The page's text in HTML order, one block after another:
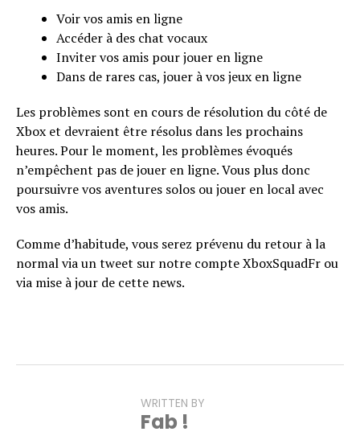
Voir vos amis en ligne
Accéder à des chat vocaux
Inviter vos amis pour jouer en ligne
Dans de rares cas, jouer à vos jeux en ligne
Les problèmes sont en cours de résolution du côté de
Xbox et devraient être résolus dans les prochains
heures. Pour le moment, les problèmes évoqués
n’empêchent pas de jouer en ligne. Vous plus donc
poursuivre vos aventures solos ou jouer en local avec
vos amis.
Comme d’habitude, vous serez prévenu du retour à la
normal via un tweet sur notre compte XboxSquadFr ou
via mise à jour de cette news.
WRITTEN BY
Fab !